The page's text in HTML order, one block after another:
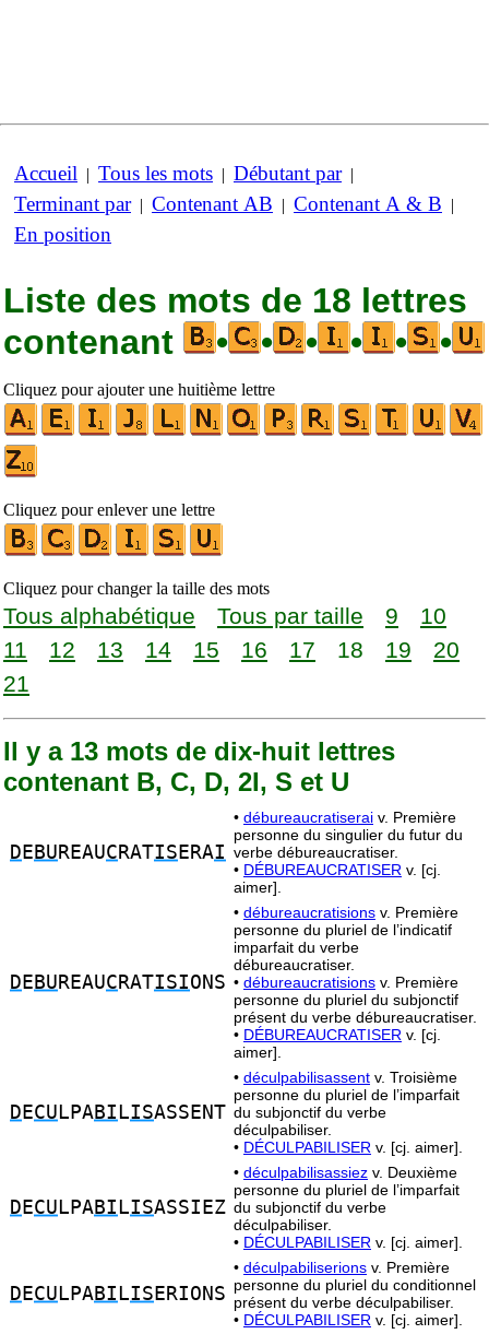
Accueil | Tous les mots | Débutant par|
Terminant par| Contenant AB | Contenant A & B |
En position
Liste des mots de 18 lettres
contenant
• • • • • •
Cliquez pour ajouter une huitième lettre
Cliquez pour enlever une lettre
Cliquez pour changer la taille des mots
Tous alphabétique Tous par taille 9
10
11
12 13 14 15 16 17 18 19
20
21
Il y a 13 mots de dix-huit lettres
contenant B, C, D, 2I, S et U
D E BU REAUC RATIS ERAI
• débureaucratiserai v. Première
personne du singulier du futur du
verbe débureaucratiser.
• DÉBUREAUCRATISER v. [cj.
aimer].
D E BU REAUC RATISIONS
• débureaucratisions v. Première
personne du pluriel de l’indicatif
imparfait du verbe
débureaucratiser.
• débureaucratisions v. Première
personne du pluriel du subjonctif
présent du verbe débureaucratiser.
• DÉBUREAUCRATISER v. [cj.
aimer].
D ECU LPABI LISASSENT
• déculpabilisassent v. Troisième
personne du pluriel de l’imparfait
du subjonctif du verbe
déculpabiliser.
• DÉCULPABILISER v. [cj. aimer].
D ECU LPABI LISASSIEZ
• déculpabilisassiez v. Deuxième
personne du pluriel de l’imparfait
du subjonctif du verbe
déculpabiliser.
• DÉCULPABILISER v. [cj. aimer].
D ECU LPABI LIS ERIONS
• déculpabiliserions v. Première
personne du pluriel du conditionnel
présent du verbe déculpabiliser.
• DÉCULPABILISER v. [cj. aimer].